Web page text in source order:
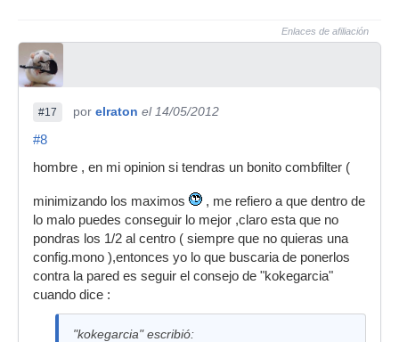
Enlaces de afiliación
#17 por elraton el 14/05/2012
#8
hombre , en mi opinion si tendras un bonito combfilter (
minimizando los maximos
, me refiero a que dentro de
lo malo puedes conseguir lo mejor ,claro esta que no
pondras los 1/2 al centro ( siempre que no quieras una
config.mono ),entonces yo lo que buscaria de ponerlos
contra la pared es seguir el consejo de "kokegarcia"
cuando dice :
"kokegarcia" escribió: